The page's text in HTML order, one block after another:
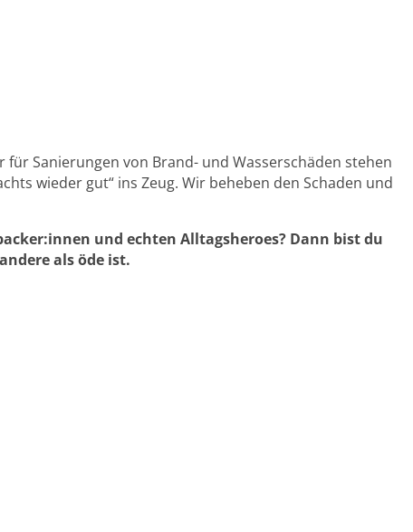
Sanierungen von Brand- und Wasserschäden stehen
wieder gut“ ins Zeug. Wir beheben den Schaden und
und echten Alltagsheroes? Dann bist du
als öde ist.